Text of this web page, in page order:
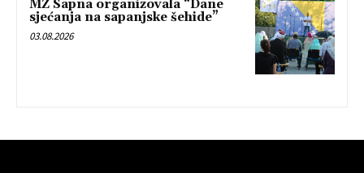
MZ Sapna organizovala “Dane
sjećanja na sapanjske šehide”
03.08.2026